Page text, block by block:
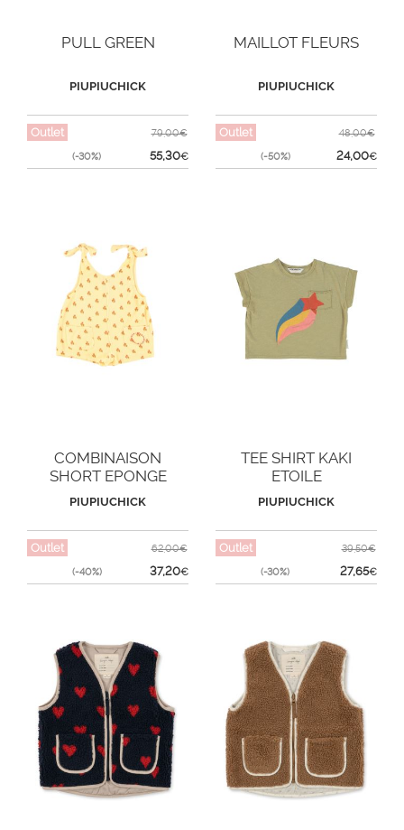
PULL GREEN
PIUPIUCHICK
Outlet
(-30%)
79,00€
55,30€
MAILLOT FLEURS
PIUPIUCHICK
Outlet
(-50%)
48,00€
24,00€
COMBINAISON
SHORT EPONGE
JAUNE
PIUPIUCHICK
Outlet
(-40%)
62,00€
37,20€
TEE SHIRT KAKI
ETOILE
PIUPIUCHICK
Outlet
(-30%)
39,50€
27,65€